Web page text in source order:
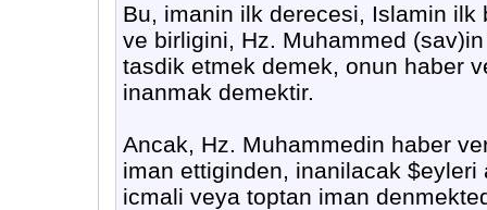
Bu, imanin ilk derecesi, Islamin
ve birligini, Hz. Muhammed
tasdik etmek demek, onun haber
inanmak demektir.
Ancak, Hz. Muhammedin haber
iman ettiginden, inanilacak
icmali veya toptan iman